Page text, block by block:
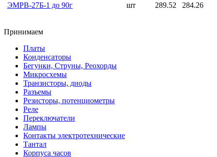
ЭМРВ-27Б-1 до 90г
шт 289.52 284.26
Принимаем
Платы
Конденсаторы
Бегунки, Струны, Реохорды
Микросхемы
Транзисторы, диоды
Разъемы
Резисторы, потенциометры
Реле
Переключатели
Лампы
Контакты электротехнические
Тантал
Корпуса часов